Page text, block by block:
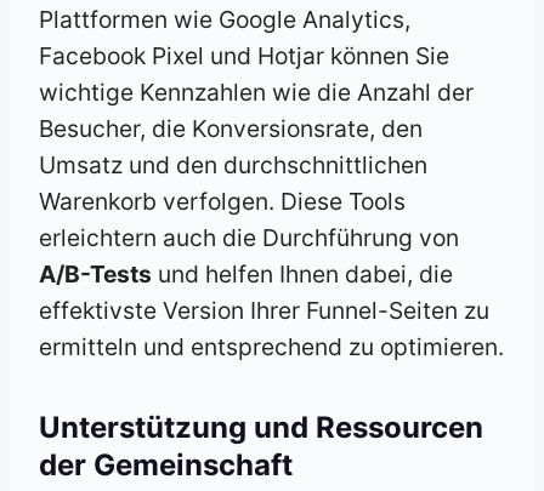
Plattformen wie Google Analytics,
Facebook Pixel und Hotjar können Sie
wichtige Kennzahlen wie die Anzahl der
Besucher, die Konversionsrate, den
Umsatz und den durchschnittlichen
Warenkorb verfolgen. Diese Tools
erleichtern auch die Durchführung von
A/B-Tests und helfen Ihnen dabei, die
effektivste Version Ihrer Funnel-Seiten zu
ermitteln und entsprechend zu optimieren.
Unterstützung und Ressourcen
der Gemeinschaft